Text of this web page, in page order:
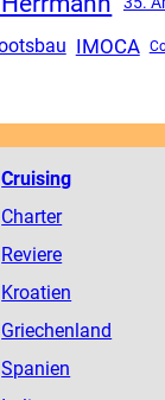
IMOCA
Cruising
Charter
Reviere
Kroatien
Griechenland
Spanien